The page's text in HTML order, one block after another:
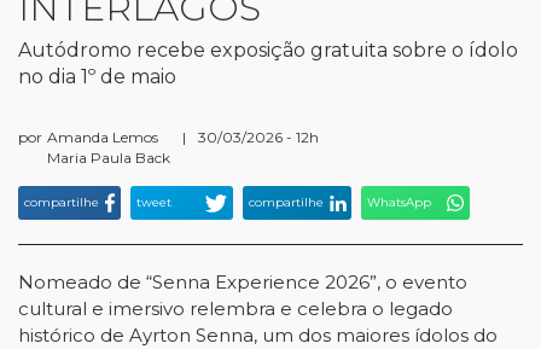
Autódromo recebe exposição gratuita sobre o ídolo
no dia 1º de maio
por Amanda Lemos
Maria Paula Back
| 30/03/2026 - 12h
compartilhe tweet compartilhe WhatsApp
Nomeado de “Senna Experience 2026”, o evento
cultural e imersivo relembra e celebra o legado
histórico de Ayrton Senna, um dos maiores ídolos do